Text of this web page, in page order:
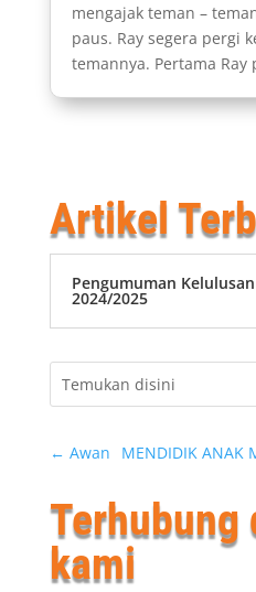
mengajak teman –
paus. Ray segera pergi
temannya. Pertama
Artikel
Pengumuman
2024/2025
← Awan MENDIDIK ANAK
Terhubung
kami